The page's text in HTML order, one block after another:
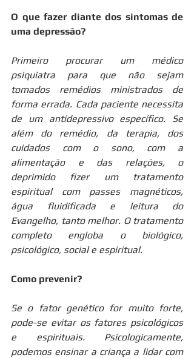
O que fazer diante dos sintomas de
uma depressão?
Primeiro procurar um médico
psiquiatra para que não sejam
tomados remédios ministrados de
forma errada. Cada paciente necessita
de um antidepressivo específico. Se
além do remédio, da terapia, dos
cuidados com o sono, com a
alimentação e das relações, o
deprimido fizer um tratamento
espiritual com passes magnéticos,
água fluidificada e leitura do
Evangelho, tanto melhor. O tratamento
completo engloba o biológico,
psicológico, social e espiritual.
Como prevenir?
Se o fator genético for muito forte,
pode-se evitar os fatores psicológicos
e espirituais. Psicologicamente,
podemos ensinar a criança a lidar com